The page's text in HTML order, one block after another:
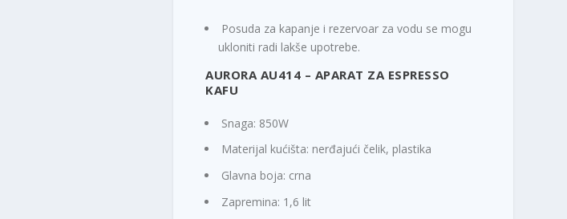
Posuda za kapanje i rezervoar za vodu se mogu
ukloniti radi lakše upotrebe.
AURORA AU414 – APARAT ZA ESPRESSO
KAFU
Snaga: 850W
Materijal kućišta: nerđajući čelik, plastika
Glavna boja: crna
Zapremina: 1,6 lit